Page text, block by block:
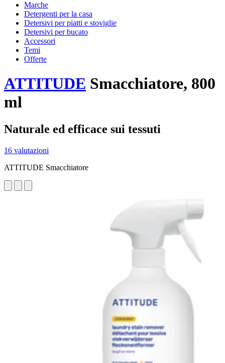
Marche
Detergenti per la casa
Detersivi per piatti e stoviglie
Detersivi per bucato
Accessori
Temi
Offerte
ATTITUDE Smacchiatore, 800
ml
Naturale ed efficace sui tessuti
16 valutazioni
ATTITUDE Smacchiatore